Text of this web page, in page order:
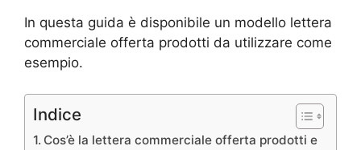
In questa guida è disponibile un modello lettera
commerciale offerta prodotti da utilizzare come
esempio.
Indice
Cos’è la lettera commerciale offerta prodotti e